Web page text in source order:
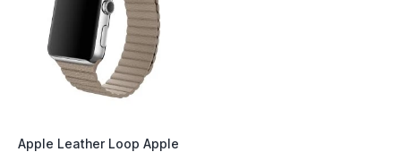
Apple Leather Loop Apple